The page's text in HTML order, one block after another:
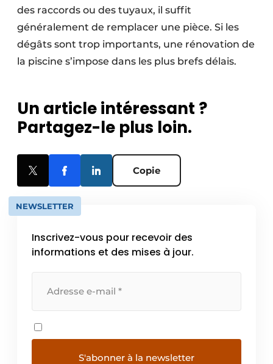
des raccords ou des tuyaux, il suffit
généralement de remplacer une pièce. Si les
dégâts sont trop importants, une rénovation de
la piscine s’impose dans les plus brefs délais.
Un article intéressant ?
Partagez-le plus loin.
Copie
NEWSLETTER
Inscrivez-vous pour recevoir des
informations et des mises à jour.